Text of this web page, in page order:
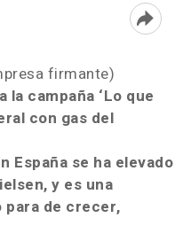
firmante)
campaña ‘Lo que
con gas del
España se ha elevado
y es una
para de crecer,